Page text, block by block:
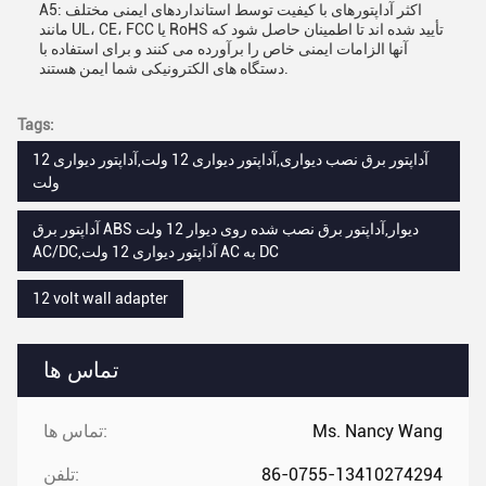
تماس ها
تماس ها: Ms. Nancy Wang
تلفن: 86-0755-13410274294
A5: اکثر آداپتورهای با کیفیت توسط استانداردهای ایمنی مختلف
مانند UL، CE، FCC یا RoHS تأیید شده اند تا اطمینان حاصل شود که
آنها الزامات ایمنی خاص را برآورده می کنند و برای استفاده با
Tags:
آداپتور برق نصب دیواری,آداپتور دیواری 12 ولت,آداپتور دیواری 12
ولت
آداپتور برق ABS دیوار,آداپتور برق نصب شده روی دیوار 12 ولت
AC/DC,آداپتور دیواری 12 ولت AC به DC
12 volt wall adapter